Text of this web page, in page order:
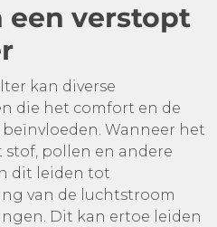
een verstopt
kan diverse
die het comfort en de
Wanneer het
pollen en andere
dit leiden tot
van de luchtstroom
Dit kan ertoe leiden